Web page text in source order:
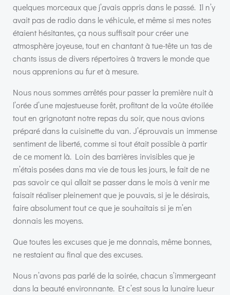
quelques morceaux que j’avais appris dans le passé. Il n’y
avait pas de radio dans le véhicule, et même si mes notes
étaient hésitantes, ça nous suffisait pour créer une
atmosphère joyeuse, tout en chantant à tue-tête un tas de
chants issus de divers répertoires à travers le monde que
nous apprenions au fur et à mesure.
Nous nous sommes arrêtés pour passer la première nuit à
l’orée d’une majestueuse forêt, profitant de la voûte étoilée
tout en grignotant notre repas du soir, que nous avions
préparé dans la cuisinette du van. J’éprouvais un immense
sentiment de liberté, comme si tout était possible à partir
de ce moment là. Loin des barrières invisibles que je
m’étais posées dans ma vie de tous les jours, le fait de ne
pas savoir ce qui allait se passer dans le mois à venir me
faisait réaliser pleinement que je pouvais, si je le désirais,
faire absolument tout ce que je souhaitais si je m’en
donnais les moyens.
Que toutes les excuses que je me donnais, même bonnes,
ne restaient au final que des excuses.
Nous n’avons pas parlé de la soirée, chacun s’immergeant
dans la beauté environnante. Et c’est sous la lunaire lueur